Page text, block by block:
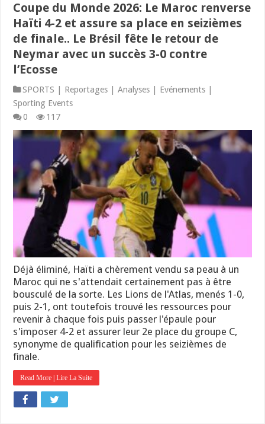
Coupe du Monde 2026: Le Maroc renverse
Haïti 4-2 et assure sa place en seizièmes
de finale.. Le Brésil fête le retour de
Neymar avec un succès 3-0 contre
l’Ecosse
SPORTS | Reportages | Analyses | Evénements |
Sporting Events
0
117
Déjà éliminé, Haïti a chèrement vendu sa peau à un
Maroc qui ne s'attendait certainement pas à être
bousculé de la sorte. Les Lions de l'Atlas, menés 1-0,
puis 2-1, ont toutefois trouvé les ressources pour
revenir à chaque fois puis passer l'épaule pour
s'imposer 4-2 et assurer leur 2e place du groupe C,
synonyme de qualification pour les seizièmes de
finale.
Read More | Lire La Suite